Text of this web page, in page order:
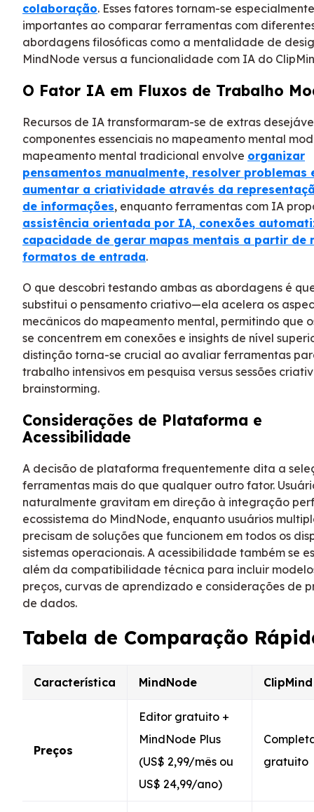
colaboração. Esses fatores tornam-se especialmente
importantes ao comparar ferramentas com
abordagens filosóficas como a mentalidade de
MindNode versus a funcionalidade com IA do
O Fator IA em Fluxos de Trabalho
Recursos de IA transformaram-se de extras
componentes essenciais no mapeamento mental
mapeamento mental tradicional envolve organizar
pensamentos manualmente, resolver problemas
aumentar a criatividade através da
de informações, enquanto ferramentas com IA
assistência orientada por IA, conexões
capacidade de gerar mapas mentais a partir de
formatos de entrada.
O que descobri testando ambas as abordagens é
substitui o pensamento criativo—ela acelera os
mecânicos do mapeamento mental, permitindo que
se concentrem em conexões e insights de nível
distinção torna-se crucial ao avaliar ferramentas
trabalho intensivos em pesquisa versus sessões
brainstorming.
Considerações de Plataforma e
Acessibilidade
A decisão de plataforma frequentemente dita a
ferramentas mais do que qualquer outro fator.
naturalmente gravitam em direção à integração
ecossistema do MindNode, enquanto usuários
precisam de soluções que funcionem em todos os
sistemas operacionais. A acessibilidade também se
além da compatibilidade técnica para incluir
preços, curvas de aprendizado e considerações de
de dados.
Tabela de Comparação
Característica MindNode ClipMind
Preços
Editor gratuito +
MindNode Plus
(US$ 2,99/mês ou
US$ 24,99/ano)
gratuito